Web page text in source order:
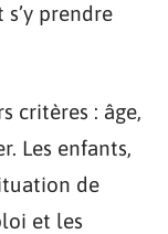
prendre
critères : âge,
Les enfants,
de
et les